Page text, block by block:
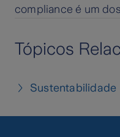
compliance é um
Tópicos
Sustentabilidade